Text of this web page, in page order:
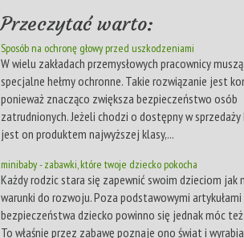
Przeczytać warto:
Sposób na ochronę głowy przed uszkodzeniami
W wielu zakładach przemysłowych pracownicy
specjalne hełmy ochronne. Takie rozwiązanie jest
ponieważ znacząco zwiększa bezpieczeństwo osób
zatrudnionych. Jeżeli chodzi o dostępny w sprzedaży
jest on produktem najwyższej klasy,...
minibaby - zabawki, które twoje dziecko pokocha
Każdy rodzic stara się zapewnić swoim dzieciom jak
warunki do rozwoju. Poza podstawowymi
bezpieczeństwa dziecko powinno się jednak móc
To właśnie przez zabawę poznaje ono świat i